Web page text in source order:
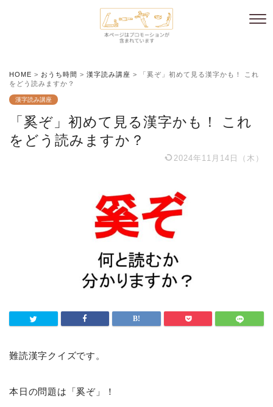
HOME > おうち時間 > 漢字読み講座 >
「奚ぞ」初めて見る漢字かも！ これ
をどう読みますか？
漢字読み講座
「奚ぞ」初めて見る漢字かも！ これ
をどう読みますか？
2024年11月14日（木）
難読漢字クイズです。
本日の問題は「奚ぞ」！